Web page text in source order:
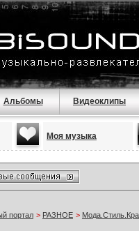
Альбомы Видеоклипы
Моя музыка
портал > РАЗНОЕ >